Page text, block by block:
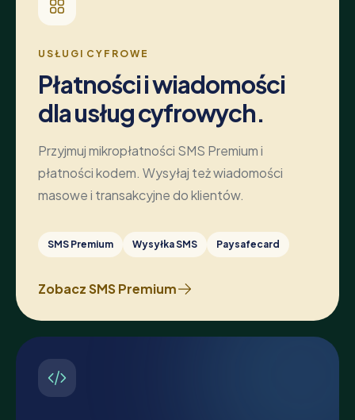
USŁUGI CYFROWE
Płatności i wiadomości
dla usług cyfrowych.
Przyjmuj mikropłatności SMS Premium i
płatności kodem. Wysyłaj też wiadomości
masowe i transakcyjne do klientów.
SMS Premium Wysyłka SMS Paysafecard
Zobacz SMS Premium